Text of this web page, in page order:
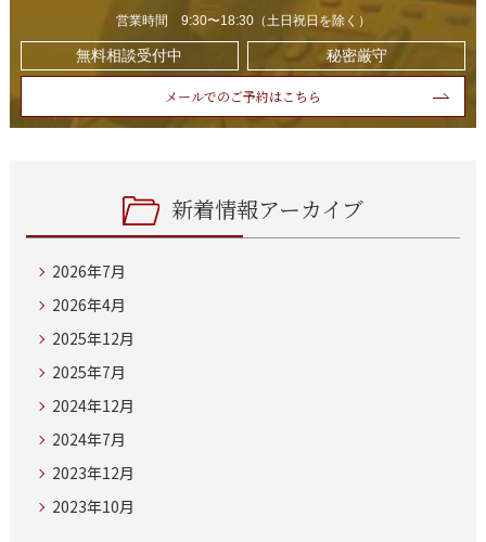
営業時間 9:30〜18:30（土日祝日を除く）
無料相談受付中 秘密厳守
メールでのご予約はこちら
新着情報アーカイブ
2026年7月
2026年4月
2025年12月
2025年7月
2024年12月
2024年7月
2023年12月
2023年10月